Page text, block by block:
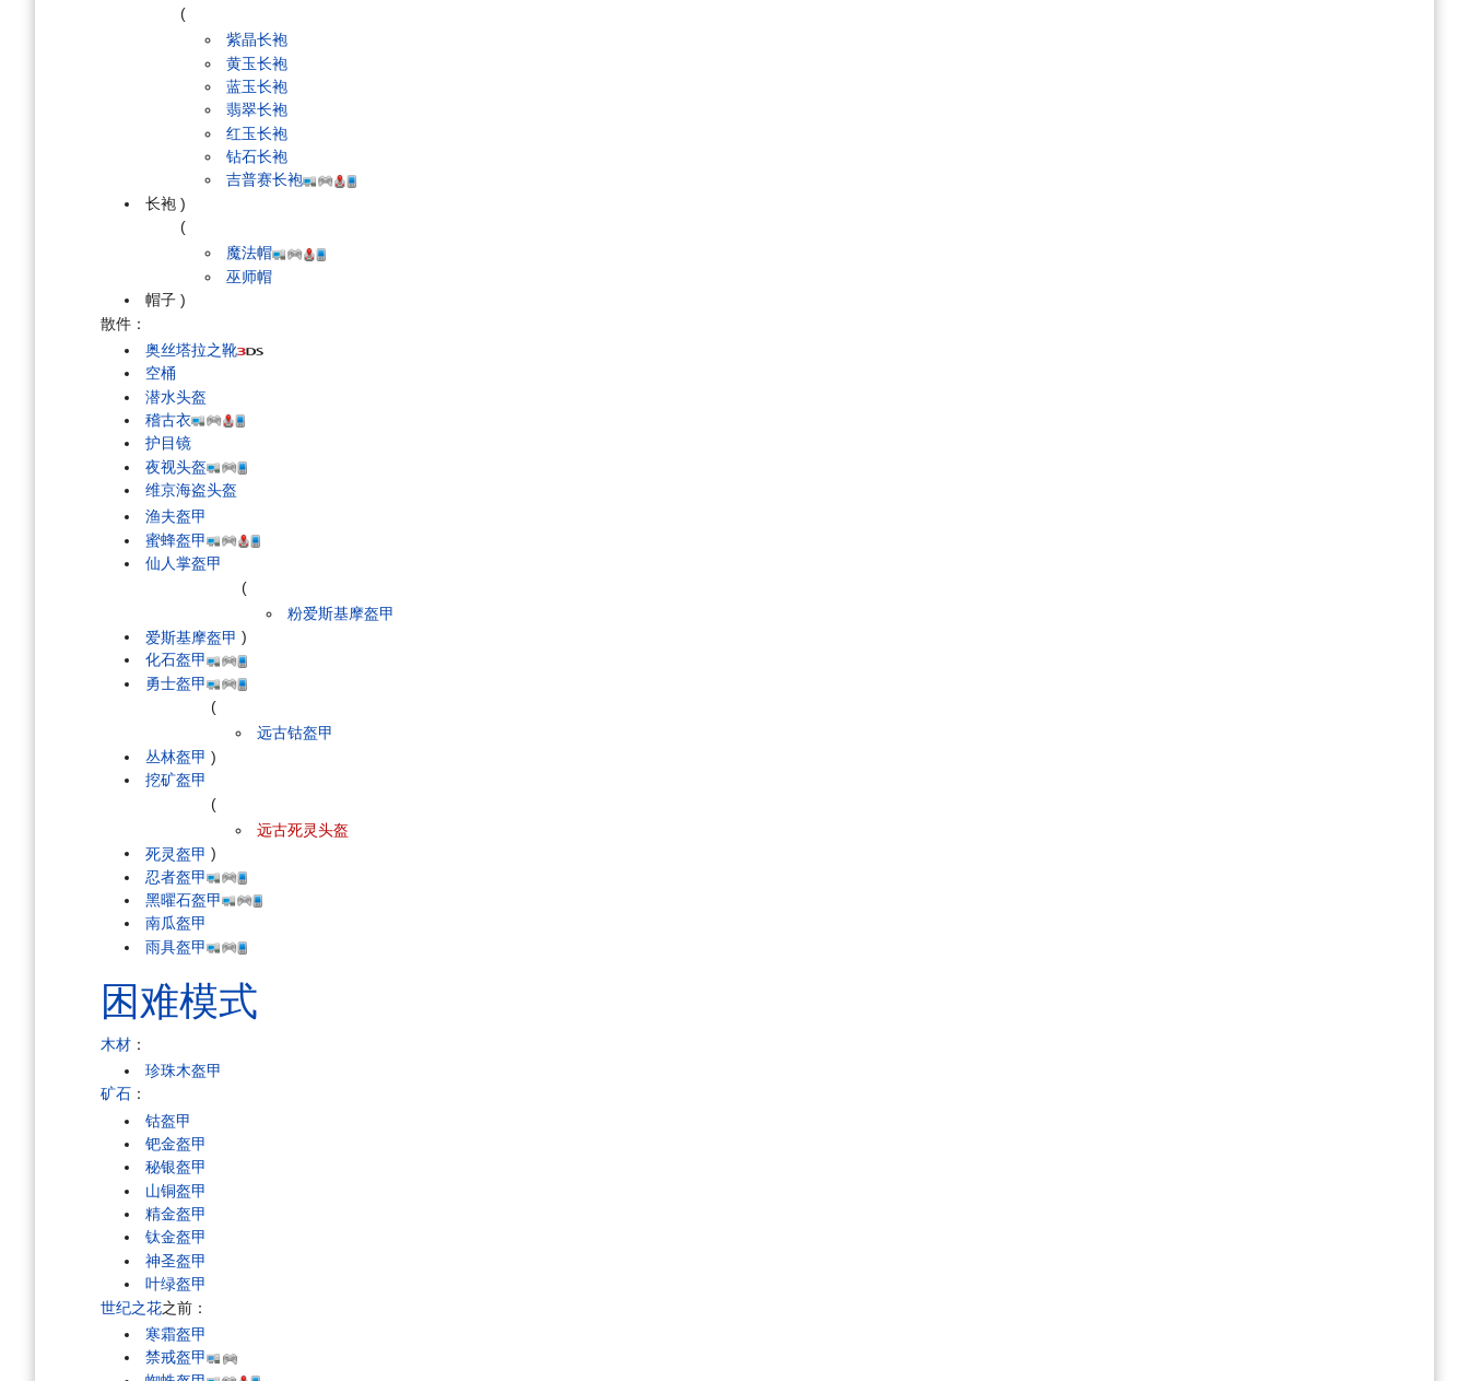
长袍
(
紫晶长袍
黄玉长袍
蓝玉长袍
翡翠长袍
红玉长袍
钻石长袍
吉普赛长袍
)
帽子
(
魔法帽
巫师帽
)
散件：
奥丝塔拉之靴
空桶
潜水头盔
稽古衣
护目镜
夜视头盔
维京海盗头盔
渔夫盔甲
蜜蜂盔甲
仙人掌盔甲
爱斯基摩盔甲
(
粉爱斯基摩盔甲
)
化石盔甲
勇士盔甲
丛林盔甲
(
远古钴盔甲
)
挖矿盔甲
死灵盔甲
(
远古死灵头盔
)
忍者盔甲
黑曜石盔甲
南瓜盔甲
雨具盔甲
困难模式
木材 ：
珍珠木盔甲
矿石 ：
钴盔甲
钯金盔甲
秘银盔甲
山铜盔甲
精金盔甲
钛金盔甲
神圣盔甲
叶绿盔甲
世纪之花之前：
寒霜盔甲
禁戒盔甲